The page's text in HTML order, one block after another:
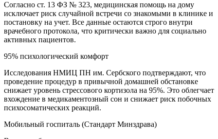
Согласно ст. 13 ФЗ № 323, медицинская помощь на дому
исключает риск случайной встречи со знакомыми в клинике и
постановку на учет. Все данные остаются строго внутри
врачебного протокола, что критически важно для социально
активных пациентов.
95% психологический комфорт
Исследования НМИЦ ПН им. Сербского подтверждают, что
проведение процедур в привычной домашней обстановке
снижает уровень стрессового кортизола на 95%. Это облегчает
вхождение в медикаментозный сон и снижает риск побочных
психосоматических реакций.
Мобильный госпиталь (Стандарт Минздрава)